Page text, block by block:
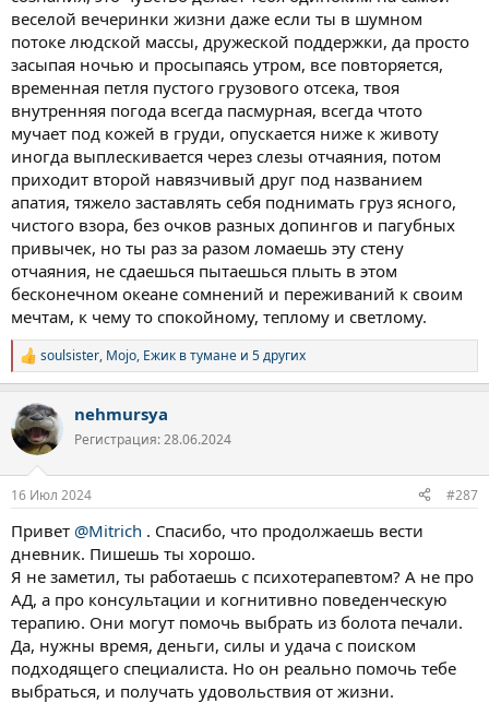
веселой вечеринки жизни даже если ты в шумном
потоке людской массы, дружеской поддержки, да просто
засыпая ночью и просыпаясь утром, все повторяется,
временная петля пустого грузового отсека, твоя
внутренняя погода всегда пасмурная, всегда чтото
мучает под кожей в груди, опускается ниже к животу
иногда выплескивается через слезы отчаяния, потом
приходит второй навязчивый друг под названием
апатия, тяжело заставлять себя поднимать груз ясного,
чистого взора, без очков разных допингов и пагубных
привычек, но ты раз за разом ломаешь эту стену
отчаяния, не сдаешься пытаешься плыть в этом
бесконечном океане сомнений и переживаний к своим
мечтам, к чему то спокойному, теплому и светлому.
Р
е
к
ц
и
soulsister, Mojo, Ежик в тумане и 5 других
nehmursya
Регистрация: 28.06.2024
16 Июл 2024 #287
Привет @Mitrich . Спасибо, что продолжаешь вести
дневник. Пишешь ты хорошо.
Я не заметил, ты работаешь с психотерапевтом? А не про
АД, а про консультации и когнитивно поведенческую
терапию. Они могут помочь выбрать из болота печали.
Да, нужны время, деньги, силы и удача с поиском
подходящего специалиста. Но он реально помочь тебе
выбраться, и получать удовольствия от жизни.